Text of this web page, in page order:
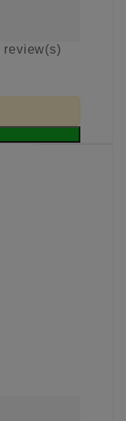
review(s)